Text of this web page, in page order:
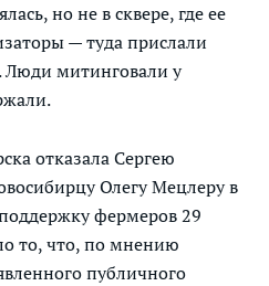
но не в сквере, где ее
— туда прислали
Люди митинговали у
отказала Сергею
Олегу Мецлеру в
фермеров 29
то, что, по мнению
публичного